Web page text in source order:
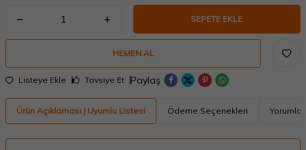
SEPETE EKLE
HEMEN AL
Listeye Ekle Tavsiye Et Paylaş
Ürün Açıklaması | Uyumlu Listesi Ödeme Seçenekleri Yorumlar